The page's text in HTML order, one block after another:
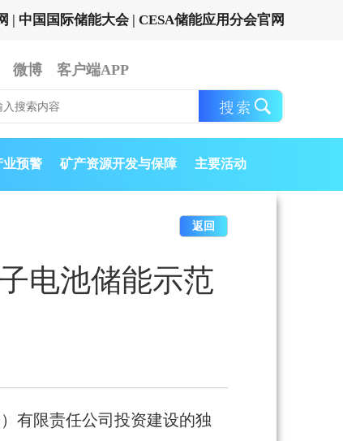
| 中国国际储能大会 | CESA储能应用分会官网
微博 客户端APP
业预警 矿产资源开发与保障 主要活动
返回
电池储能示范
有限责任公司投资建设的独